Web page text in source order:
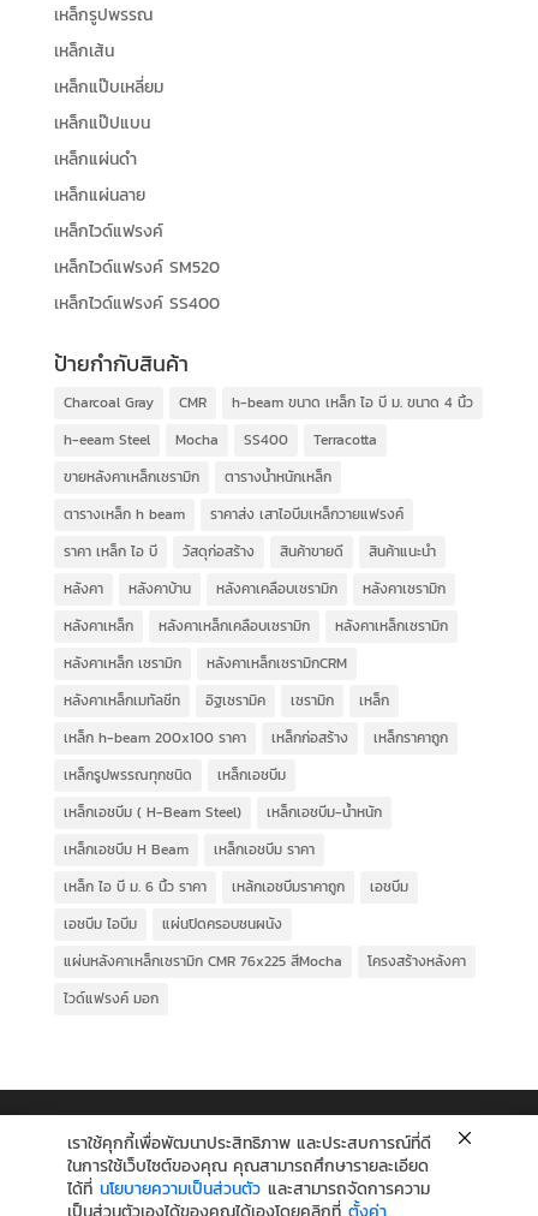
เหล็กรูปพรรณ
เหล็กเส้น
เหล็กแป๊บเหลี่ยม
เหล็กแป๊ปแบน
เหล็กแผ่นดำ
เหล็กแผ่นลาย
เหล็กไวด์แฟรงค์
เหล็กไวด์แฟรงค์ SM520
เหล็กไวด์แฟรงค์ SS400
ป้ายกำกับสินค้า
Charcoal Gray CMR
h-beam ขนาด เหล็ก ไอ บี ม. ขนาด 4 นิ้ว
h-eeam Steel
Mocha SS400
Terracotta
ขายหลังคาเหล็กเซรามิก
ตารางน้ำหนักเหล็ก
ตารางเหล็ก h beam
ราคาส่ง เสาไอบีมเหล็กวายแฟรงค์
ราคา เหล็ก ไอ บี
วัสดุก่อสร้าง สินค้าขายดี
สินค้าแนะนำ
หลังคา
หลังคาบ้าน หลังคาเคลือบเซรามิก
หลังคาเซรามิก
หลังคาเหล็ก
หลังคาเหล็กเคลือบเซรามิก
หลังคาเหล็กเซรามิก
หลังคาเหล็ก เซรามิก
หลังคาเหล็กเซรามิกCRM
หลังคาเหล็กเมทัลชีท
อิฐเซรามิค เซรามิก
เหล็ก
เหล็ก h-beam 200x100 ราคา
เหล็กก่อสร้าง
เหล็กราคาถูก
เหล็กรูปพรรณทุกชนิด
เหล็กเอชบีม
เหล็กเอชบีม ( H-Beam Steel)
เหล็กเอชบีม-น้ำหนัก
เหล็กเอชบีม H Beam
เหล็กเอชบีม ราคา
เหล็ก ไอ บี ม. 6 นิ้ว ราคา
เหล้กเอชบีมราคาถูก
เอชบีม
เอชบีม ไอบีม
แผ่นปิดครอบชนผนัง
แผ่นหลังคาเหล็กเซรามิก CMR 76x225 สีMocha
โครงสร้างหลังคา
ไวด์แฟรงค์ มอก
เราใช้คุกกี้เพื่อพัฒนาประสิทธิภาพ และประสบการณ์ที่ดี
ในการใช้เว็บไซต์ของคุณ คุณสามารถศึกษารายละเอียด
ได้ที่ นโยบายความเป็นส่วนตัว และสามารถจัดการความ